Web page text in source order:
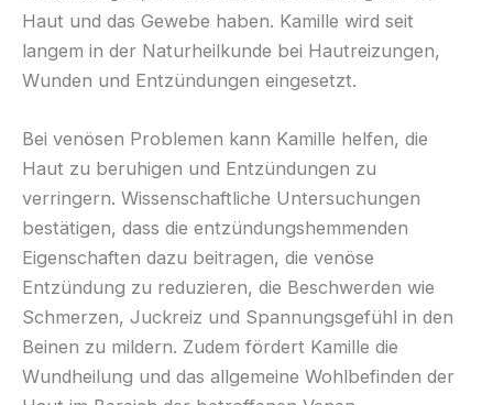
Haut und das Gewebe haben. Kamille wird seit
langem in der Naturheilkunde bei Hautreizungen,
Wunden und Entzündungen eingesetzt.
Bei venösen Problemen kann Kamille helfen, die
Haut zu beruhigen und Entzündungen zu
verringern. Wissenschaftliche Untersuchungen
bestätigen, dass die entzündungshemmenden
Eigenschaften dazu beitragen, die venöse
Entzündung zu reduzieren, die Beschwerden wie
Schmerzen, Juckreiz und Spannungsgefühl in den
Beinen zu mildern. Zudem fördert Kamille die
Wundheilung und das allgemeine Wohlbefinden der